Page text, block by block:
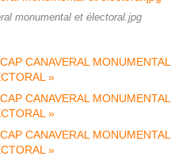
monumental et électoral.jpg